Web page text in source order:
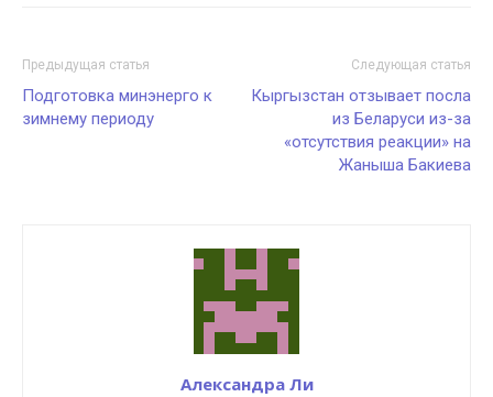
Предыдущая статья
Подготовка минэнерго к
зимнему периоду
Следующая статья
Кыргызстан отзывает посла
из Беларуси из-за
«отсутствия реакции» на
Жаныша Бакиева
Александра Ли